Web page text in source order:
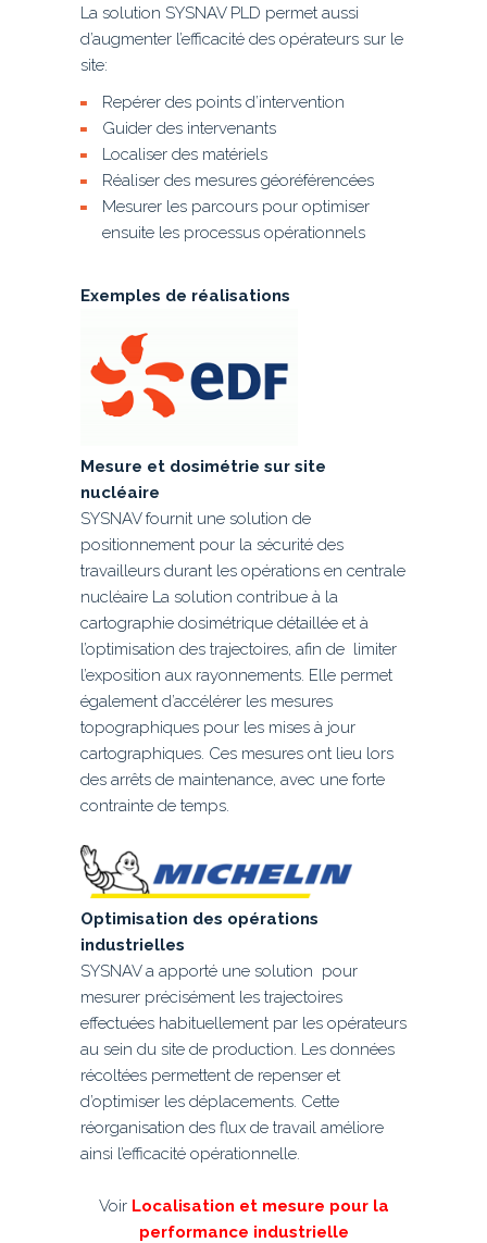
La solution SYSNAV PLD permet aussi
d’augmenter l’efficacité des opérateurs sur le
site:
Repérer des points d’intervention
Guider des intervenants
Localiser des matériels
Réaliser des mesures géoréférencées
Mesurer les parcours pour optimiser
ensuite les processus opérationnels
Exemples de réalisations
Mesure et dosimétrie sur site
nucléaire
SYSNAV fournit une solution de
positionnement pour la sécurité des
travailleurs durant les opérations en centrale
nucléaire La solution contribue à la
cartographie dosimétrique détaillée et à
l’optimisation des trajectoires, afin de limiter
l’exposition aux rayonnements. Elle permet
également d’accélérer les mesures
topographiques pour les mises à jour
cartographiques. Ces mesures ont lieu lors
des arrêts de maintenance, avec une forte
contrainte de temps.
Optimisation des opérations
industrielles
SYSNAV a apporté une solution pour
mesurer précisément les trajectoires
effectuées habituellement par les opérateurs
au sein du site de production. Les données
récoltées permettent de repenser et
d’optimiser les déplacements. Cette
réorganisation des flux de travail améliore
ainsi l’efficacité opérationnelle.
Voir Localisation et mesure pour la
performance industrielle